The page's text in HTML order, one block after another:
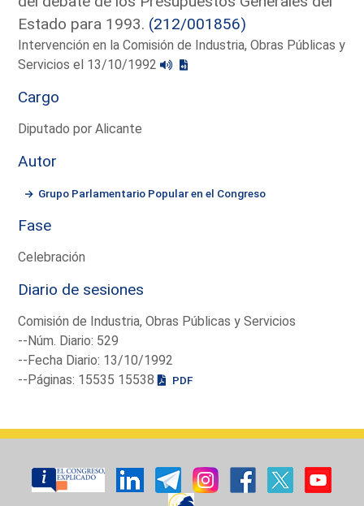
Estado para 1993. (212/001856)
Intervención en la Comisión de Industria, Obras Públicas y
Servicios el 13/10/1992
Cargo
Diputado por Alicante
Autor
Grupo Parlamentario Popular en el Congreso
Fase
Celebración
Diario de sesiones
Comisión de Industria, Obras Públicas y Servicios
--Núm. Diario: 529
--Fecha Diario: 13/10/1992
--Páginas: 15535 15538
PDF